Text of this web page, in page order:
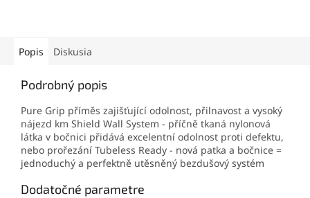
Popis Diskusia
Podrobný popis
Pure Grip příměs zajišťující odolnost, přilnavost a vysoký
nájezd km Shield Wall System - příčně tkaná nylonová
látka v bočnici přidává excelentní odolnost proti defektu,
nebo prořezání Tubeless Ready - nová patka a bočnice =
jednoduchý a perfektně utěsněný bezdušový systém
Dodatočné parametre